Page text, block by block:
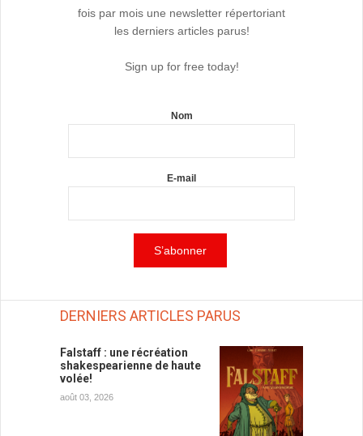
fois par mois une newsletter répertoriant
les derniers articles parus!
Sign up for free today!
Nom
E-mail
DERNIERS ARTICLES PARUS
Falstaff : une récréation
shakespearienne de haute
volée!
août 03, 2026